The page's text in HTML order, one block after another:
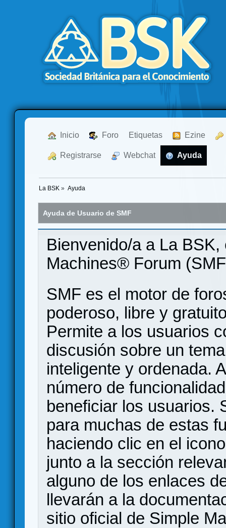
Inicio Foro Etiquetas Ezine
Registrarse Webchat Ayuda
La BSK » Ayuda
Ayuda de Usuario de SMF
Bienvenido/a a La
Machines® Forum
SMF es el motor de
poderoso, libre y
Permite a los usuarios
discusión sobre un
inteligente y ordenada.
número de
beneficiar los usuarios.
para muchas de estas
haciendo clic en el
junto a la sección
alguno de los enlaces
llevarán a la
sitio oficial de Simple